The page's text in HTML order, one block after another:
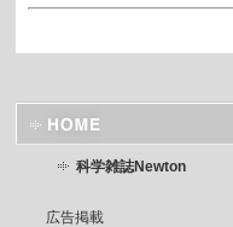
科学雑誌Newton
広告掲載